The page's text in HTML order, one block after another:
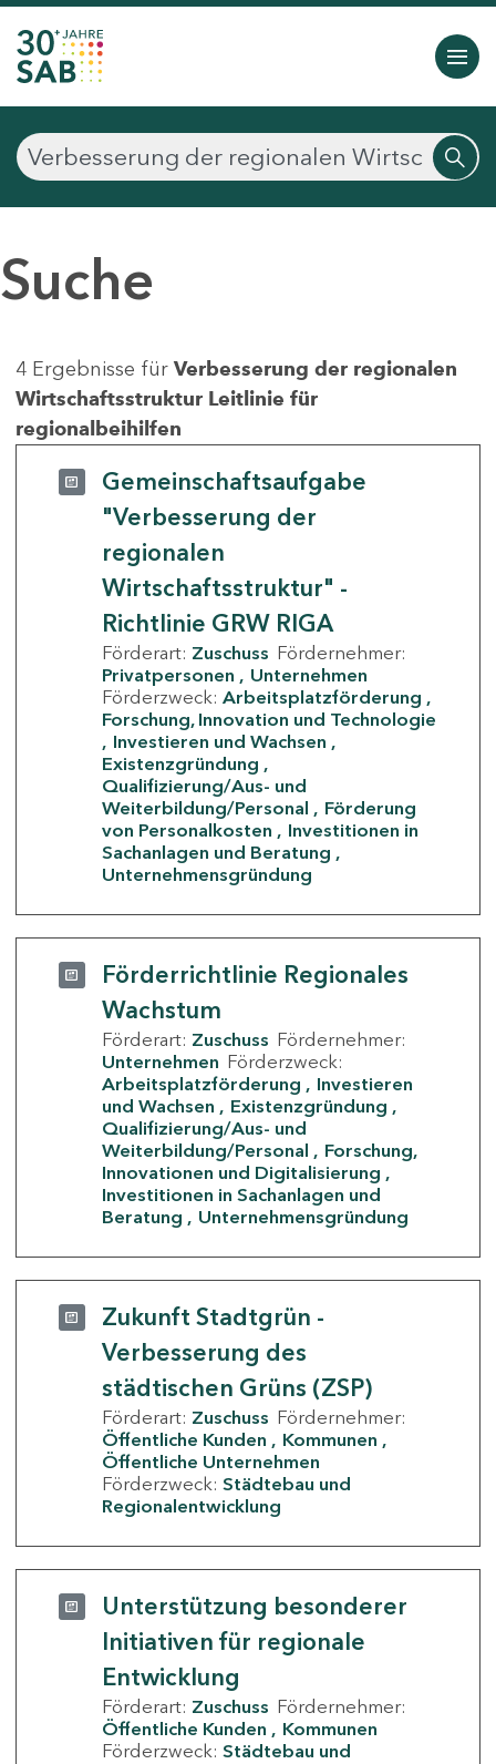
Suche
4 Ergebnisse für Verbesserung der regionalen
Wirtschaftsstruktur Leitlinie für
regionalbeihilfen
Gemeinschaftsaufgabe
"Verbesserung der
regionalen
Wirtschaftsstruktur" -
Richtlinie GRW RIGA
Förderart: Zuschuss Fördernehmer:
Privatpersonen
Unternehmen
Förderzweck: Arbeitsplatzförderung
Forschung, Innovation und Technologie
Investieren und Wachsen
Existenzgründung
Qualifizierung/Aus- und
Weiterbildung/Personal
Förderung
von Personalkosten
Investitionen in
Sachanlagen und Beratung
Unternehmensgründung
Förderrichtlinie Regionales
Wachstum
Förderart: Zuschuss Fördernehmer:
Unternehmen Förderzweck:
Arbeitsplatzförderung
Investieren
und Wachsen
Existenzgründung
Qualifizierung/Aus- und
Weiterbildung/Personal
Forschung,
Innovationen und Digitalisierung
Investitionen in Sachanlagen und
Beratung
Unternehmensgründung
Zukunft Stadtgrün -
Verbesserung des
städtischen Grüns (ZSP)
Förderart: Zuschuss Fördernehmer:
Öffentliche Kunden
Kommunen
Öffentliche Unternehmen
Förderzweck: Städtebau und
Regionalentwicklung
Unterstützung besonderer
Initiativen für regionale
Entwicklung
Förderart: Zuschuss Fördernehmer:
Öffentliche Kunden
Kommunen
Förderzweck: Städtebau und